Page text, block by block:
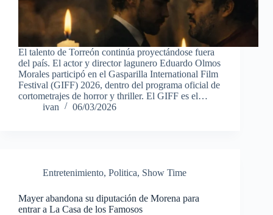
El talento de Torreón continúa proyectándose fuera
del país. El actor y director lagunero Eduardo Olmos
Morales participó en el Gasparilla International Film
Festival (GIFF) 2026, dentro del programa oficial de
cortometrajes de horror y thriller. El GIFF es el…
ivan
06/03/2026
Entretenimiento, Politica, Show Time
Mayer abandona su diputación de Morena para
entrar a La Casa de los Famosos